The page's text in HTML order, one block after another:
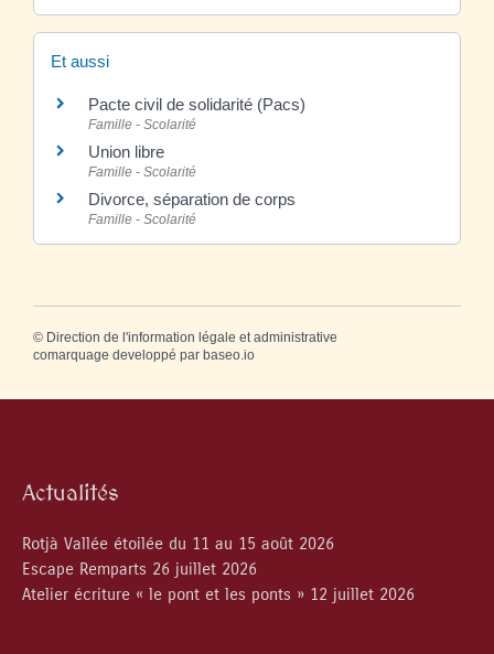
Et aussi
Pacte civil de solidarité (Pacs)
Famille - Scolarité
Union libre
Famille - Scolarité
Divorce, séparation de corps
Famille - Scolarité
© Direction de l'information légale et administrative
comarquage developpé par baseo.io
Actualités
Rotjà Vallée étoilée du 11 au 15 août 2026
Escape Remparts 26 juillet 2026
Atelier écriture « le pont et les ponts » 12 juillet 2026